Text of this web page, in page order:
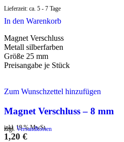
Lieferzeit: ca. 5 - 7 Tage
In den Warenkorb
Magnet Verschluss
Metall silberfarben
Größe 25 mm
Preisangabe je Stück
Zum Wunschzettel hinzufügen
Magnet Verschluss – 8 mm
inkl. 19 % MwSt.
zzgl. Versandkosten
1,20 €